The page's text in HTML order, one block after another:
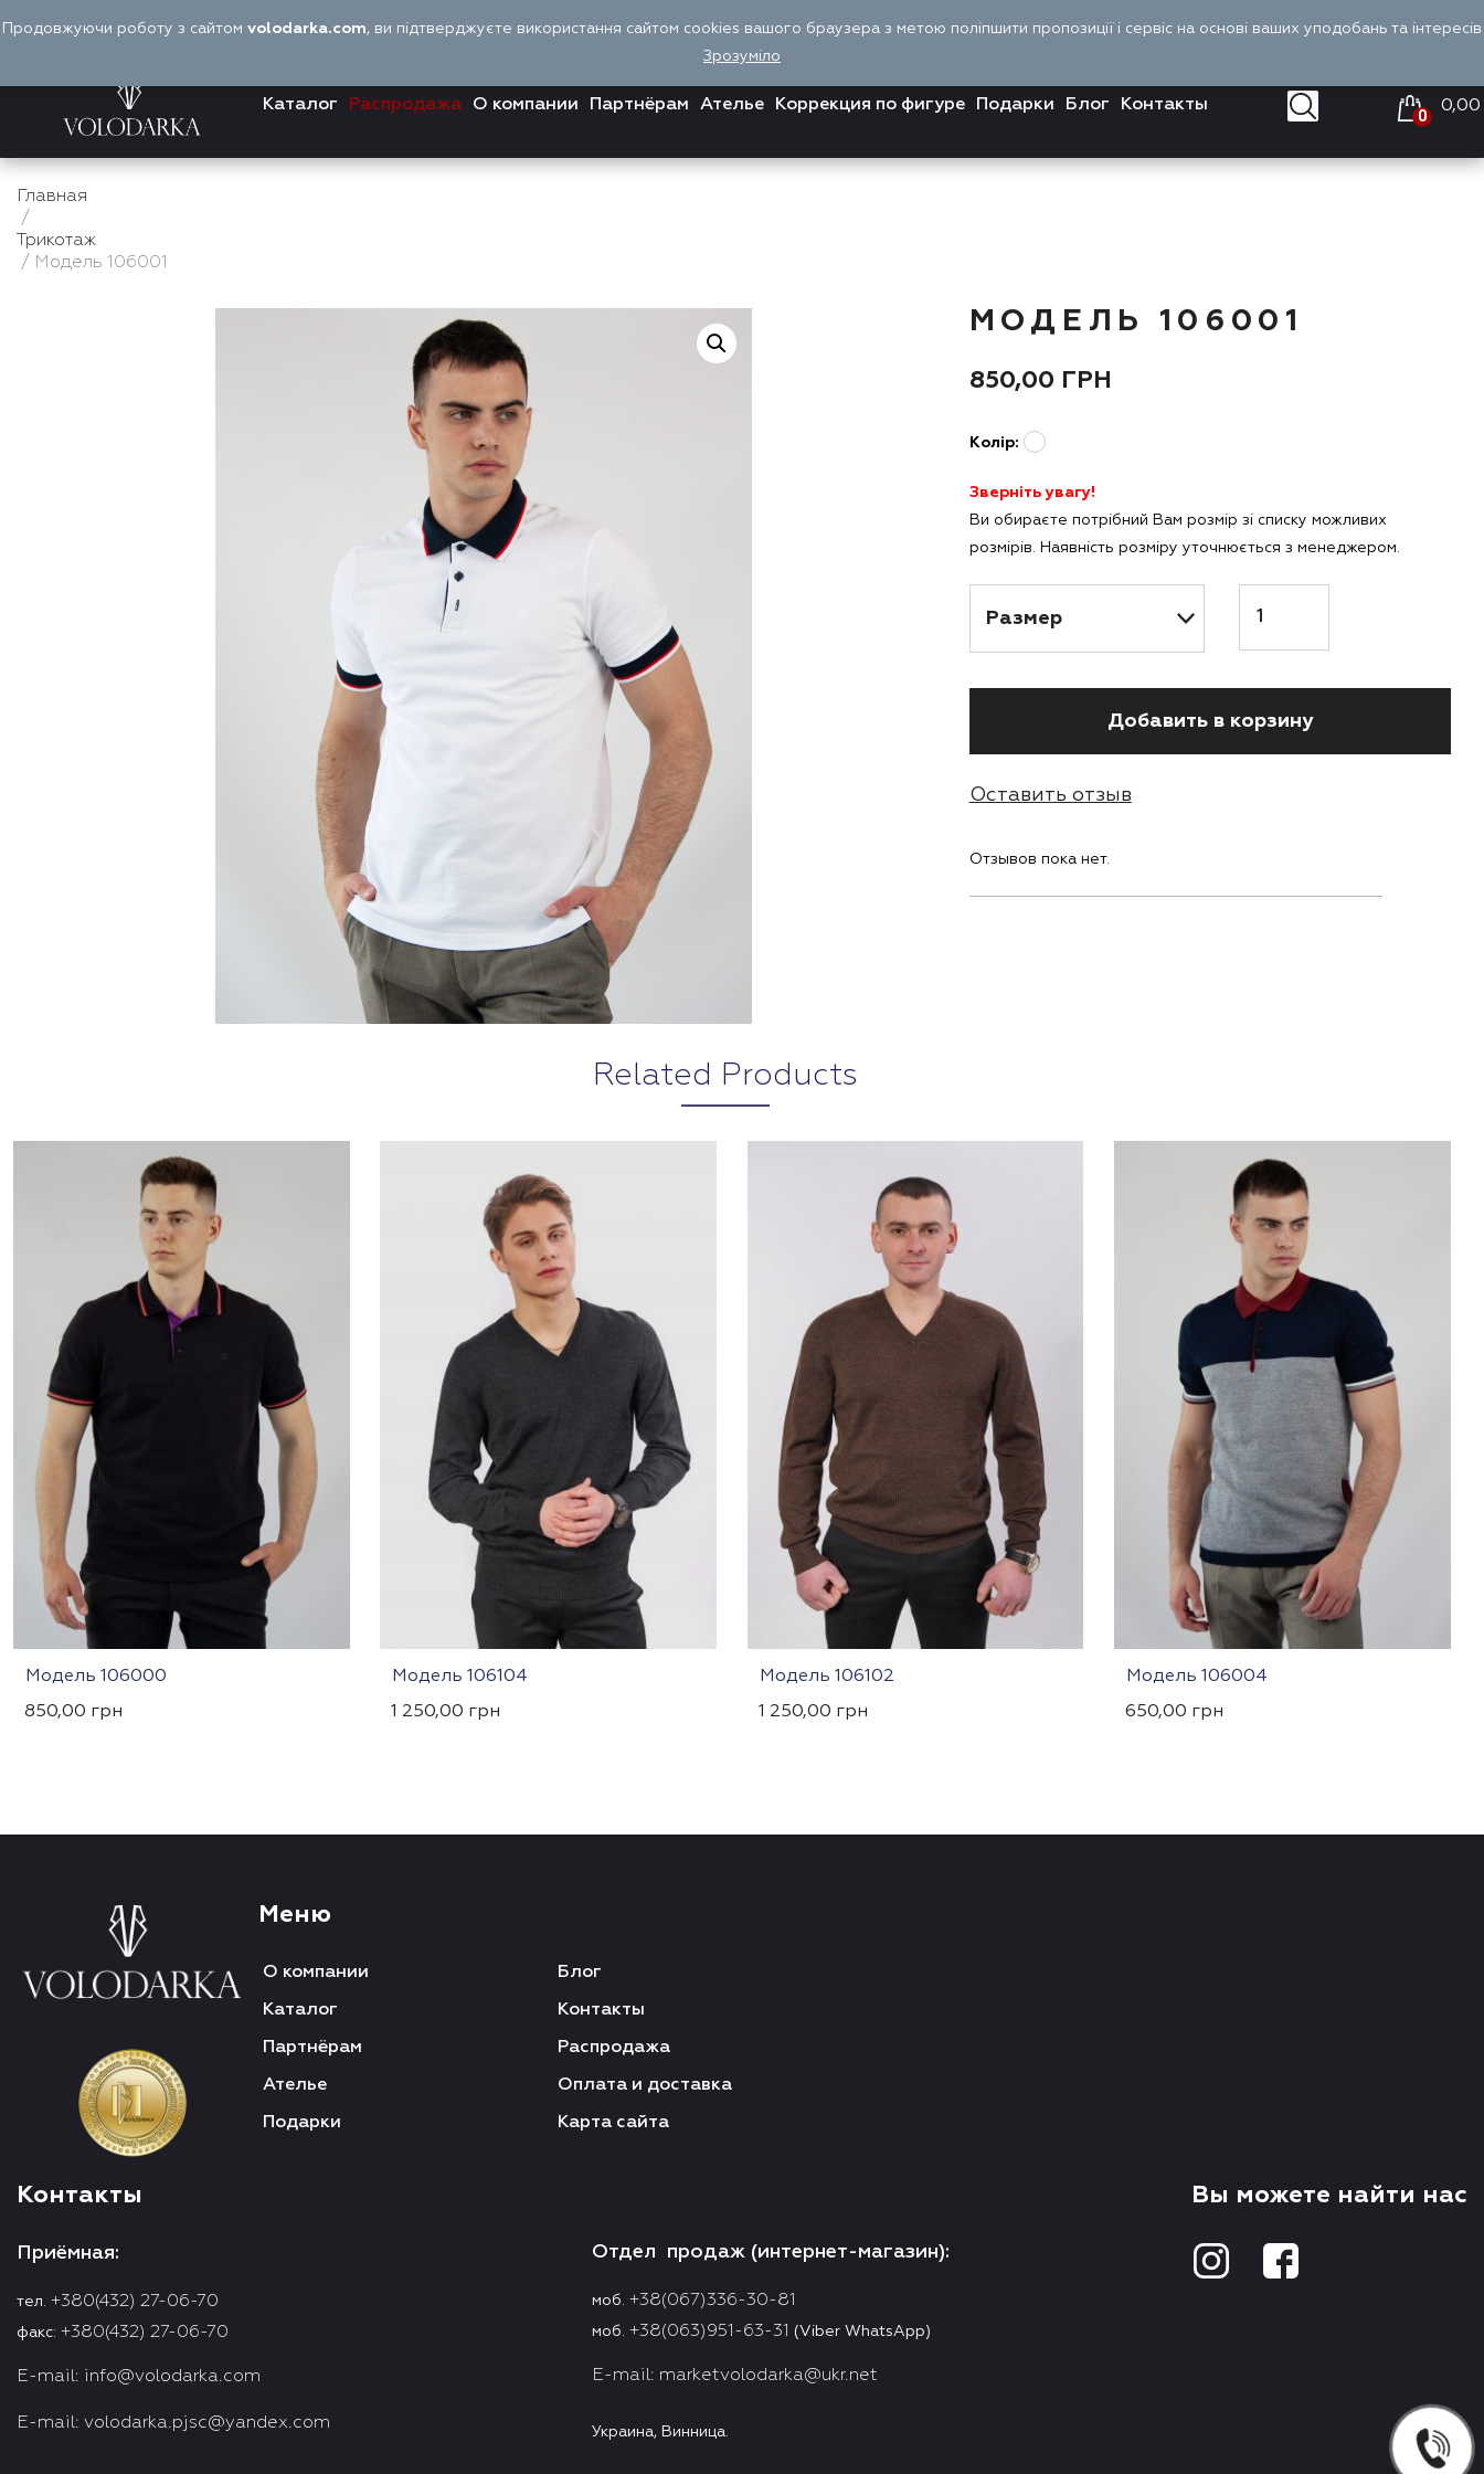
RU
Войти
Оплата и доставка
Каталог Распродажа О компании Партнёрам Ателье Коррекция по фигуре Подарки Блог Контакты
0
0,00
Главная
/
Трикотаж
/ Модель 106001
МОДЕЛЬ 106001
850,00 ГРН
Колір:
Зверніть увагу!
Ви обираєте потрібний Вам розмір зі списку можливих
розмірів. Наявність розміру уточнюється з менеджером.
Добавить в корзину
Оставить отзыв
Отзывов пока нет.
Related Products
Модель 106000
850,00 грн
Модель 106104
1 250,00 грн
Модель 106102
1 250,00 грн
Модель 106004
650,00 грн
Меню
О компании
Каталог
Партнёрам
Ателье
Подарки
Блог
Контакты
Распродажа
Оплата и доставка
Карта сайта
Контакты
Приёмная:
тел. +380(432) 27-06-70
факс: +380(432) 27-06-70
E-mail: info@volodarka.com
E-mail: volodarka.pjsc@yandex.com
Отдел продаж (интернет-магазин):
моб. +38(067)336-30-81
моб. +38(063)951-63-31 (Viber WhatsApp)
E-mail: marketvolodarka@ukr.net
Украина, Винница.
Вы можете найти нас
Продовжуючи роботу з сайтом volodarka.com, ви підтверджуєте використання сайтом cookies вашого браузера з метою поліпшити пропозиції і сервіс на основі ваших уподобань та інтересів
Зрозуміло